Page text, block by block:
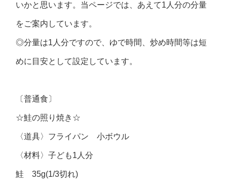
いかと思います。当ページでは、あえて1人分の分量
をご案内しています。
◎分量は1人分ですので、ゆで時間、炒め時間等は短
めに目安として設定しています。
〔普通食〕
☆鮭の照り焼き☆
〈道具〉フライパン 小ボウル
〈材料〉子ども1人分
鮭 35g(1/3切れ)